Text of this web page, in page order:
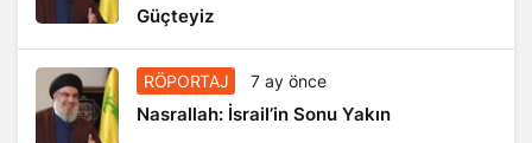
Güçteyiz
RÖPORTAJ 7 ay önce
Nasrallah: İsrail’in Sonu Yakın